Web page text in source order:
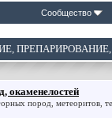
Сообщество
ПРЕПАРИРОВАНИЕ,
окаменелостей
пород, метеоритов,